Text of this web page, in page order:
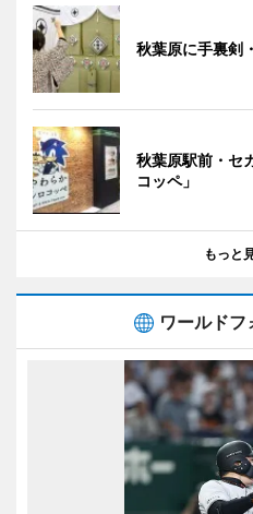
秋葉原に手裏剣
秋葉原駅前・セ
コッペ」
もっと
ワールドフ